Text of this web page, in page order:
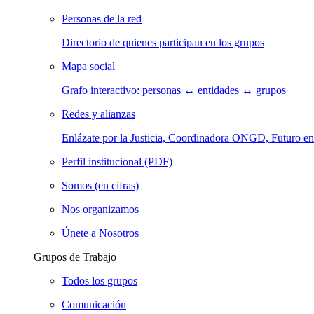
Personas de la red
Directorio de quienes participan en los grupos
Mapa social
Grafo interactivo: personas ↔ entidades ↔ grupos
Redes y alianzas
Enlázate por la Justicia, Coordinadora ONGD, Futuro
Perfil institucional (PDF)
Somos (en cifras)
Nos organizamos
Únete a Nosotros
Grupos de Trabajo
Todos los grupos
Comunicación